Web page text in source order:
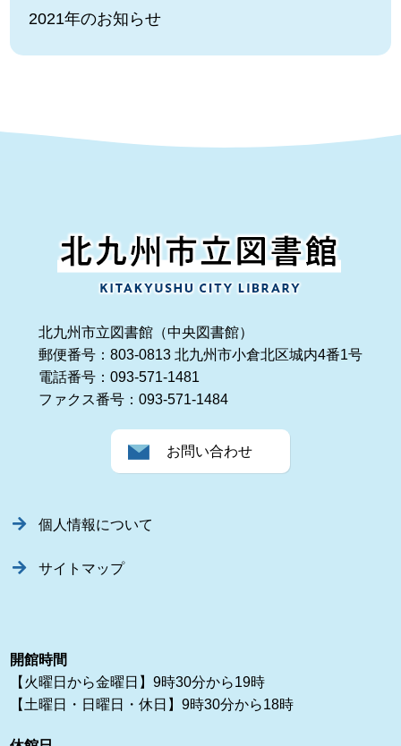
2021年のお知らせ
北九州市立図書館（中央図書館）
郵便番号：803-0813 北九州市小倉北区城内4番1号
電話番号：093-571-1481
ファクス番号：093-571-1484
お問い合わせ
個人情報について
サイトマップ
開館時間
【火曜日から金曜日】9時30分から19時
【土曜日・日曜日・休日】9時30分から18時